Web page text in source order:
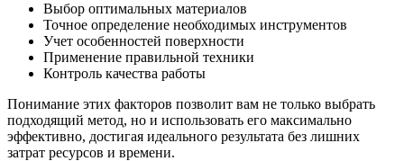
Выбор оптимальных материалов
Точное определение необходимых инструментов
Учет особенностей поверхности
Применение правильной техники
Контроль качества работы
Понимание этих факторов позволит вам не только выбрать
подходящий метод, но и использовать его максимально
эффективно, достигая идеального результата без лишних
затрат ресурсов и времени.